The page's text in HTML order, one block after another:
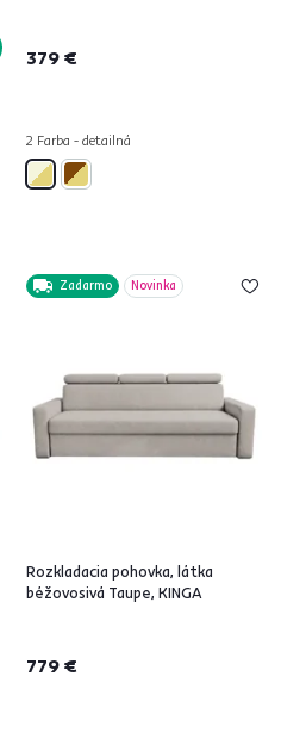
379 €
2 Farba - detailná
Zadarmo Novinka
Rozkladacia pohovka, látka
béžovosivá Taupe, KINGA
779 €